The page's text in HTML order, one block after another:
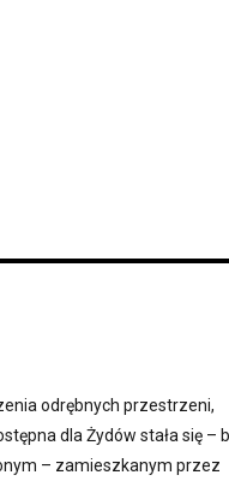
odrębnych przestrzeni,
dla Żydów stała się –
– zamieszkanym przez